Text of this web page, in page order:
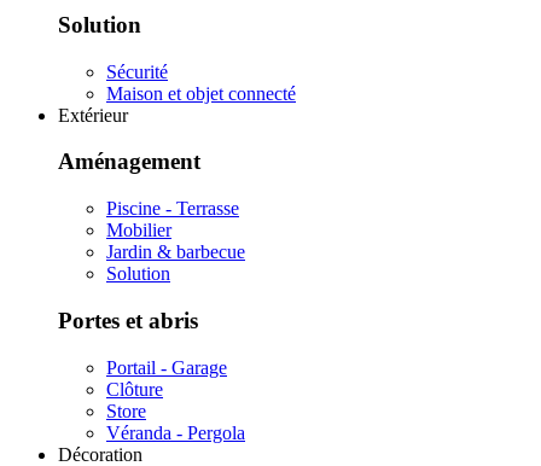
Solution
Sécurité
Maison et objet connecté
Extérieur
Aménagement
Piscine - Terrasse
Mobilier
Jardin & barbecue
Solution
Portes et abris
Portail - Garage
Clôture
Store
Véranda - Pergola
Décoration